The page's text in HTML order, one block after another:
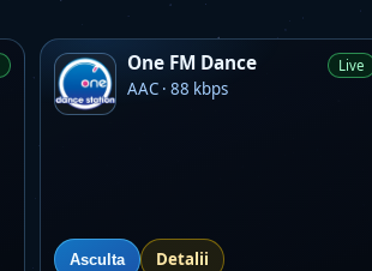
One FM Dance
AAC · 88 kbps
Live
Asculta Detalii